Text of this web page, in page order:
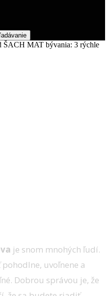
ŠACH MAT bývania: 3 rýchle
je snom mnohých ľudí.
uvoľnene a
Dobrou správou je, že